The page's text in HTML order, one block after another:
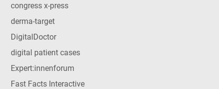
congress x-press
derma-target
DigitalDoctor
digital patient cases
Expert:innenforum
Fast Facts Interactive